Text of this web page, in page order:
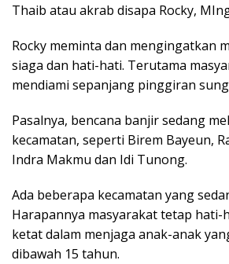
Thaib atau akrab disapa Rocky,
Rocky meminta dan mengingatkan
siaga dan hati-hati. Terutama
mendiami sepanjang pinggiran
Pasalnya, bencana banjir sedang
kecamatan, seperti Birem Bayeun,
Indra Makmu dan Idi Tunong.
Ada beberapa kecamatan yang
Harapannya masyarakat tetap hati-
ketat dalam menjaga anak-anak
dibawah 15 tahun.